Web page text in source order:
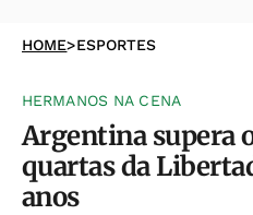
HOME>ESPORTES
HERMANOS NA CENA
Argentina supera
quartas da
anos